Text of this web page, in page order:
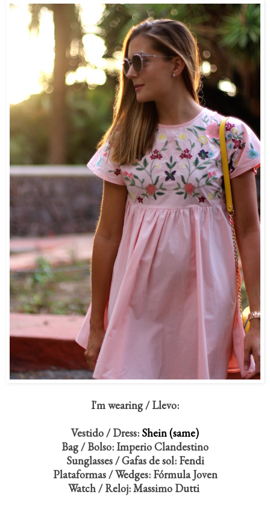
I'm wearing / Llevo:
Vestido / Dress: Shein (same)
Bag / Bolso: Imperio Clandestino
Sunglasses / Gafas de sol: Fendi
Plataformas / Wedges: Fórmula Joven
Watch / Reloj: Massimo Dutti